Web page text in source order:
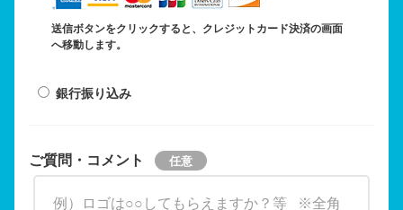
送信ボタンをクリックすると、クレジットカード決済の画面
へ移動します。
銀行振り込み
ご質問・コメント